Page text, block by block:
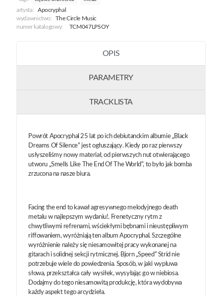
Yellow]
artysta:
Apocryphal
wydawnictwo:
The Circle Music
numer katalogowy:
TCM047LPSOY
OPIS
PARAMETRY
TRACKLISTA
Powrót Apocryphal 25 lat po ich debiutanckim albumie „Black
Dreams Of Silence” jest ogłuszający. Kiedy po raz pierwszy
usłyszeliśmy nowy materiał, od pierwszych nut otwierającego
utworu „Smells Like The End Of The World”, to było jak bomba
zrzucona na nasze biura.
Facing the end to kawał agresywnego melodyjnego death
metalu w najlepszym wydaniu!. Frenetyczny rytm z
chwytliwymi refrenami, wściekłymi bębnami i nieustępliwym
riffowaniem, wyróżniają ten album Apocryphal. Szczególne
wyróżnienie należy się niesamowitej pracy wykonanej na
gitarach i solidnej sekcji rytmicznej. Bjorn „Speed” Strid nie
potrzebuje wiele do powiedzenia. Sposób, w jaki wypluwa
słowa, przekształca cały wysiłek, wysyłając go w niebiosa.
Dodajmy do tego niesamowitą produkcję, która wydobywa
każdy aspekt tego arcydzieła.